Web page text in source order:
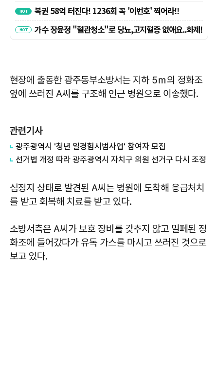
현장에 출동한 광주동부소방서는 지하 5ｍ의 정화조
옆에 쓰러진 A씨를 구조해 인근 병원으로 이송했다.
관련기사
광주광역시 '청년 일경험시범사업' 참여자 모집
선거법 개정 따라 광주광역시 자치구 의원 선거구 다시 조정
심정지 상태로 발견된 A씨는 병원에 도착해 응급처치
를 받고 회복해 치료를 받고 있다.
소방서측은 A씨가 보호 장비를 갖추지 않고 밀폐된 정
화조에 들어갔다가 유독 가스를 마시고 쓰러진 것으로
보고 있다.